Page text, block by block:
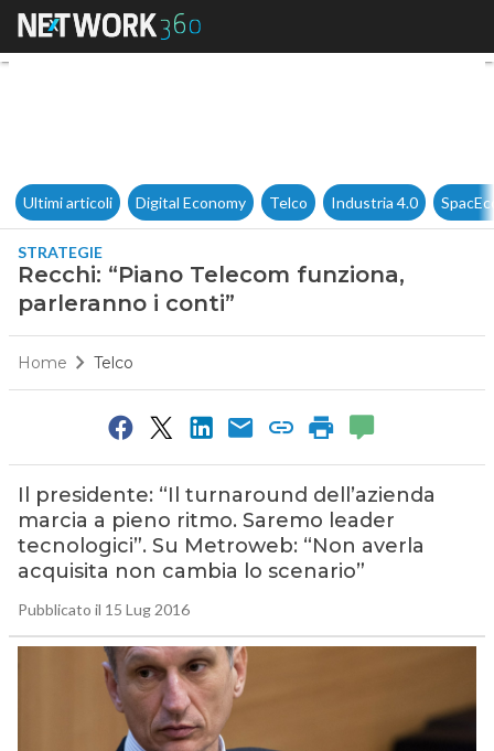
Recchi: “Piano Telecom
Ultimi articoli Digital Economy Telco Industria 4.0
STRATEGIE
Recchi: “Piano Telecom funziona,
parleranno i conti”
Home Telco
Il presidente: “Il turnaround dell’azienda
marcia a pieno ritmo. Saremo leader
tecnologici”. Su Metroweb: “Non averla
acquisita non cambia lo scenario”
Pubblicato il 15 Lug 2016